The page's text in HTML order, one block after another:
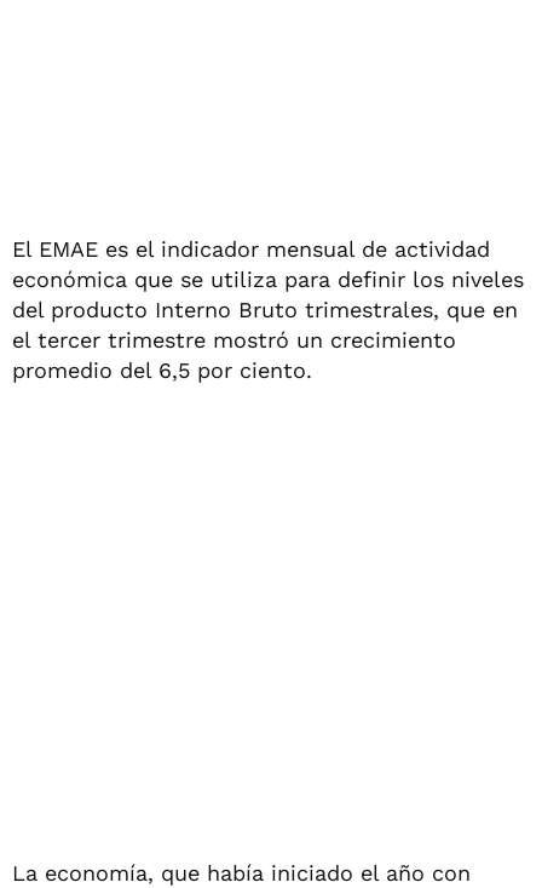
El EMAE es el indicador mensual de actividad
económica que se utiliza para definir los niveles
del producto Interno Bruto trimestrales, que en
el tercer trimestre mostró un crecimiento
promedio del 6,5 por ciento.
La economía, que había iniciado el año con